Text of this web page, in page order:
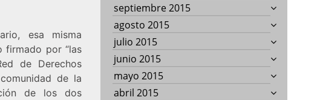
esa misma
firmado por “las
de Derechos
de la
de los dos
septiembre 2015
agosto 2015
julio 2015
junio 2015
mayo 2015
abril 2015